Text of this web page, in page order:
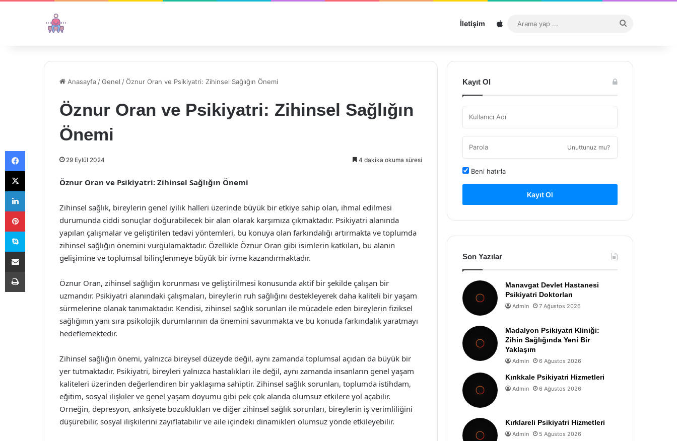
İletişim Sitemap
...
Anasayfa /Genel /Öznur Oran ve Psikiyatri: Zihinsel Sağlığın Önemi
Öznur Oran ve Psikiyatri: Zihinsel Sağlığın
Önemi
29 Eylül 2024 4 dakika okuma süresi
Öznur Oran ve Psikiyatri: Zihinsel Sağlığın Önemi
Zihinsel sağlık, bireylerin genel iyilik halleri üzerinde büyük bir etkiye sahip olan, ihmal edilmesi
durumunda ciddi sonuçlar doğurabilecek bir alan olarak karşımıza çıkmaktadır. Psikiyatri alanında
yapılan çalışmalar ve geliştirilen tedavi yöntemleri, bu konuya olan farkındalığı artırmakta ve toplumda
zihinsel sağlığın önemini vurgulamaktadır. Özellikle Öznur Oran gibi isimlerin katkıları, bu alanın
gelişimine ve toplumsal bilinçlenmeye büyük bir ivme kazandırmaktadır.
Öznur Oran, zihinsel sağlığın korunması ve geliştirilmesi konusunda aktif bir şekilde çalışan bir
uzmandır. Psikiyatri alanındaki çalışmaları, bireylerin ruh sağlığını destekleyerek daha kaliteli bir yaşam
sürmelerine olanak tanımaktadır. Kendisi, zihinsel sağlık sorunları ile mücadele eden bireylerin fiziksel
sağlığının yanı sıra psikolojik durumlarının da önemini savunmakta ve bu konuda farkındalık yaratmayı
hedeflemektedir.
Zihinsel sağlığın önemi, yalnızca bireysel düzeyde değil, aynı zamanda toplumsal açıdan da büyük bir
yer tutmaktadır. Psikiyatri, bireyleri yalnızca hastalıkları ile değil, aynı zamanda insanların genel yaşam
kaliteleri üzerinden değerlendiren bir yaklaşıma sahiptir. Zihinsel sağlık sorunları, toplumda istihdam,
eğitim, sosyal ilişkiler ve genel yaşam doyumu gibi pek çok alanda olumsuz etkilere yol açabilir.
Örneğin, depresyon, anksiyete bozuklukları ve diğer zihinsel sağlık sorunları, bireylerin iş verimliliğini
düşürebilir, sosyal ilişkilerini zayıflatabilir ve aile içindeki dinamikleri olumsuz yönde etkileyebilir.
Kayıt Ol
Unuttunuz mu?
Beni hatırla
Kayıt Ol
Son Yazılar
Manavgat Devlet Hastanesi
Psikiyatri Doktorları
Admin 7 Ağustos 2026
Madalyon Psikiyatri Kliniği:
Zihin Sağlığında Yeni Bir
Yaklaşım
Admin 6 Ağustos 2026
Kırıkkale Psikiyatri Hizmetleri
Admin 6 Ağustos 2026
Kırklareli Psikiyatri Hizmetleri
Admin 5 Ağustos 2026
Facebook
X
LinkedIn
Pinterest
Skype
E-Posta ile paylaş